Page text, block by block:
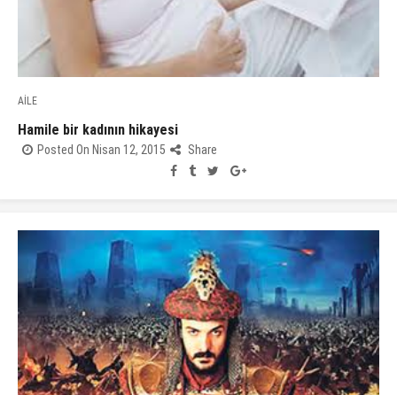
AİLE
Hamile bir kadının hikayesi
Posted On Nisan 12, 2015 Share